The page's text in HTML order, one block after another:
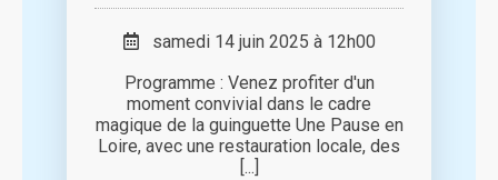
samedi 14 juin 2025 à 12h00
Programme : Venez profiter d'un
moment convivial dans le cadre
magique de la guinguette Une Pause en
Loire, avec une restauration locale, des
[...]